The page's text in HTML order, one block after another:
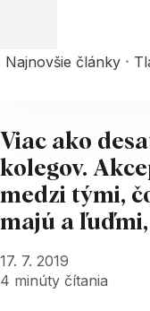
Najnovšie články
Viac ako
kolegov.
medzi tými,
majú a
17. 7. 2019
4 minúty čítania